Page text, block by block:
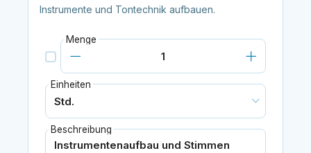
Instrumente und Tontechnik aufbauen.
Menge
Einheiten
Beschreibung